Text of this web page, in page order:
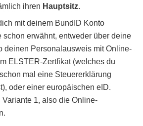
ihren Hauptsitz.
mit deinem BundID Konto
schon erwähnt, entweder über deine
deinen Personalausweis mit Online-
ELSTER-Zertfikat (welches du
mal eine Steuererklärung
oder einer europäischen eID.
Variante 1, also die Online-